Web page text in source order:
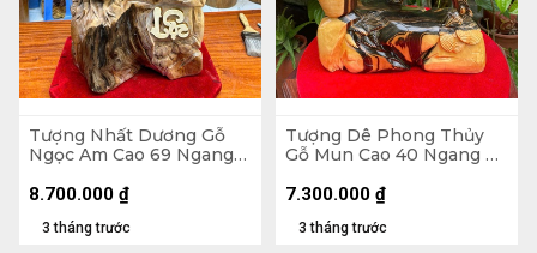
Tượng Nhất Dương Gỗ
Ngọc Am Cao 69 Ngang
3 tháng trước
8.700.000 ₫
Tượng Dê Phong Thủy
Gỗ Mun Cao 40 Ngang 29
3 tháng trước
7.300.000 ₫